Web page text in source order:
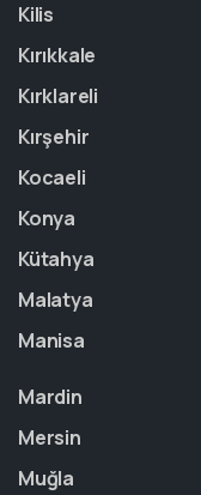
Kilis
Kırıkkale
Kırklareli
Kırşehir
Kocaeli
Konya
Kütahya
Malatya
Manisa
Mardin
Mersin
Muğla